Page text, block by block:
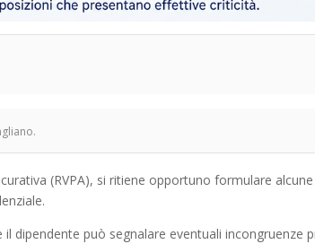
(RVPA), si ritiene opportuno formulare
dipendente può segnalare eventuali incongruenze